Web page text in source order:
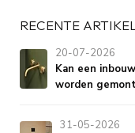
RECENTE
20-07-2026
Kan een
worden
31-05-2026